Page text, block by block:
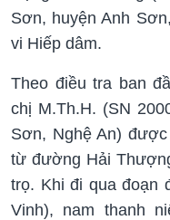
Sơn, huyện Anh
vi Hiếp dâm.
Theo điều tra ban
chị M.Th.H. (SN
Sơn, Nghệ An)
từ đường Hải
trọ. Khi đi qua đoạn
Vinh), nam thanh